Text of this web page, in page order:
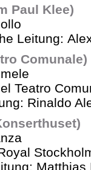
Paul Klee)
Leitung:
Comunale)
Teatro
Rinaldo
Matthias